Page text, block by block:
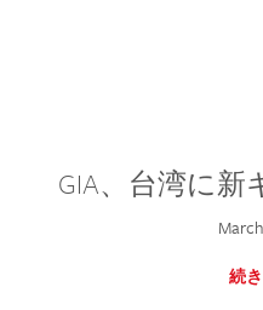
GIA、台湾に
続